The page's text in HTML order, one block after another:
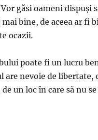
găsi oameni dispuşi
bine, de aceea ar fi
ocazii.
poate fi un lucru
are nevoie de libertate,
un loc în care să nu